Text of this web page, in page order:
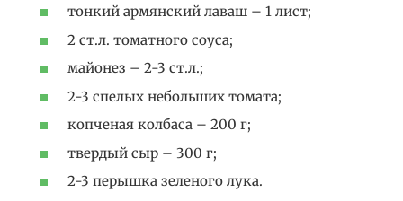
тонкий армянский лаваш – 1 лист;
2 ст.л. томатного соуса;
майонез – 2-3 ст.л.;
2-3 спелых небольших томата;
копченая колбаса – 200 г;
твердый сыр – 300 г;
2-3 перышка зеленого лука.